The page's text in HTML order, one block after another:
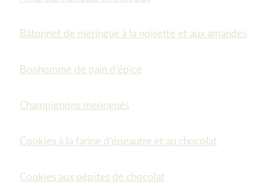
Bâtonnet de meringue à la noisette et aux amandes
Bonhomme de pain d’épice
Champignons meringués
Cookies à la farine d’épeautre et au chocolat
Cookies aux pépites de chocolat